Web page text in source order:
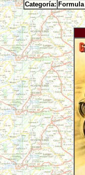
Categoría: Formula